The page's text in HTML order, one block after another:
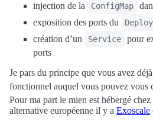
injection de la ConfigMap
exposition des ports du
création d’un Service
pour
ports
Je pars du principe que vous avez
fonctionnel auquel vous pouvez vous
Pour ma part le mien est hébergé chez
alternative européenne il y a Exoscale